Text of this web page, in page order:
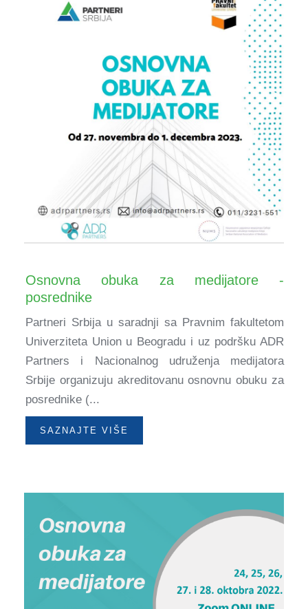
Osnovna obuka za medijatore -
posrednike
Partneri Srbija u saradnji sa Pravnim fakultetom
Univerziteta Union u Beogradu i uz podršku ADR
Partners i Nacionalnog udruženja medijatora
Srbije organizuju akreditovanu osnovnu obuku za
posrednike (...
SAZNAJTE VIŠE